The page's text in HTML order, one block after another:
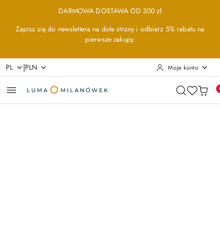
Przejdź do treści głównej
Przejdź do wyszukiwarki
Przejdź do moje konto
Przejdź do menu głównego
Przejdź do opisu produktu
Przejdź do stopkiDARMOWA DOSTAWA OD 300 zł
Zapisz się do newslettera na dole strony i odbierz 5% rabatu na
pierwsze zakupy.
PL |PLN Moje konto